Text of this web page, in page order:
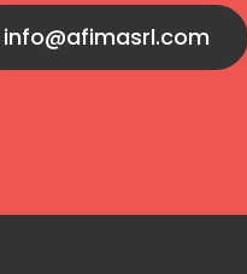
info@afimasrl.com